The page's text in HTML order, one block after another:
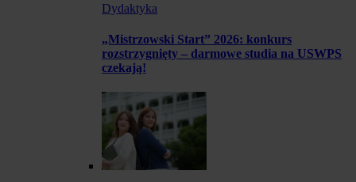
Dydaktyka
„Mistrzowski Start” 2026: konkurs
rozstrzygnięty – darmowe studia na USWPS
czekają!